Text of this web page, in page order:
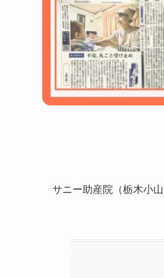
サニー助産院（栃木小